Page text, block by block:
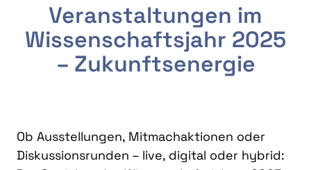
Veranstaltungen im
Wissenschaftsjahr 2025
– Zukunftsenergie
Ob Ausstellungen, Mitmachaktionen oder
Diskussionsrunden – live, digital oder hybrid: